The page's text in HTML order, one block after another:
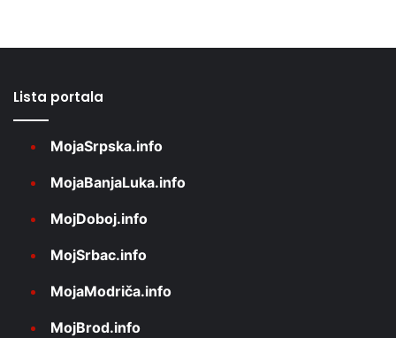
Lista portala
MojaSrpska.info
MojaBanjaLuka.info
MojDoboj.info
MojSrbac.info
MojaModriča.info
MojBrod.info